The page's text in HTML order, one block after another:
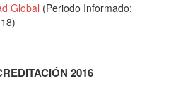
Global (Periodo Informado:
2016